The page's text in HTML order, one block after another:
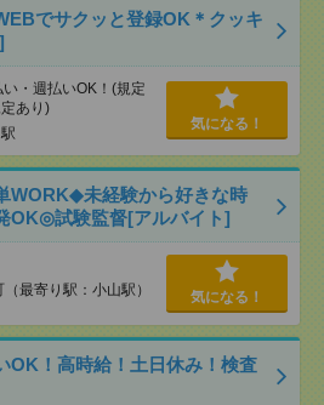
でサクッと登録OK＊クッキ
・週払いOK！(規定
あり)
気になる！
WORK◆未経験から好きな時
OK◎試験監督[アルバイト]
最寄り駅：小山駅） 気になる！
OK！高時給！土日休み！検査